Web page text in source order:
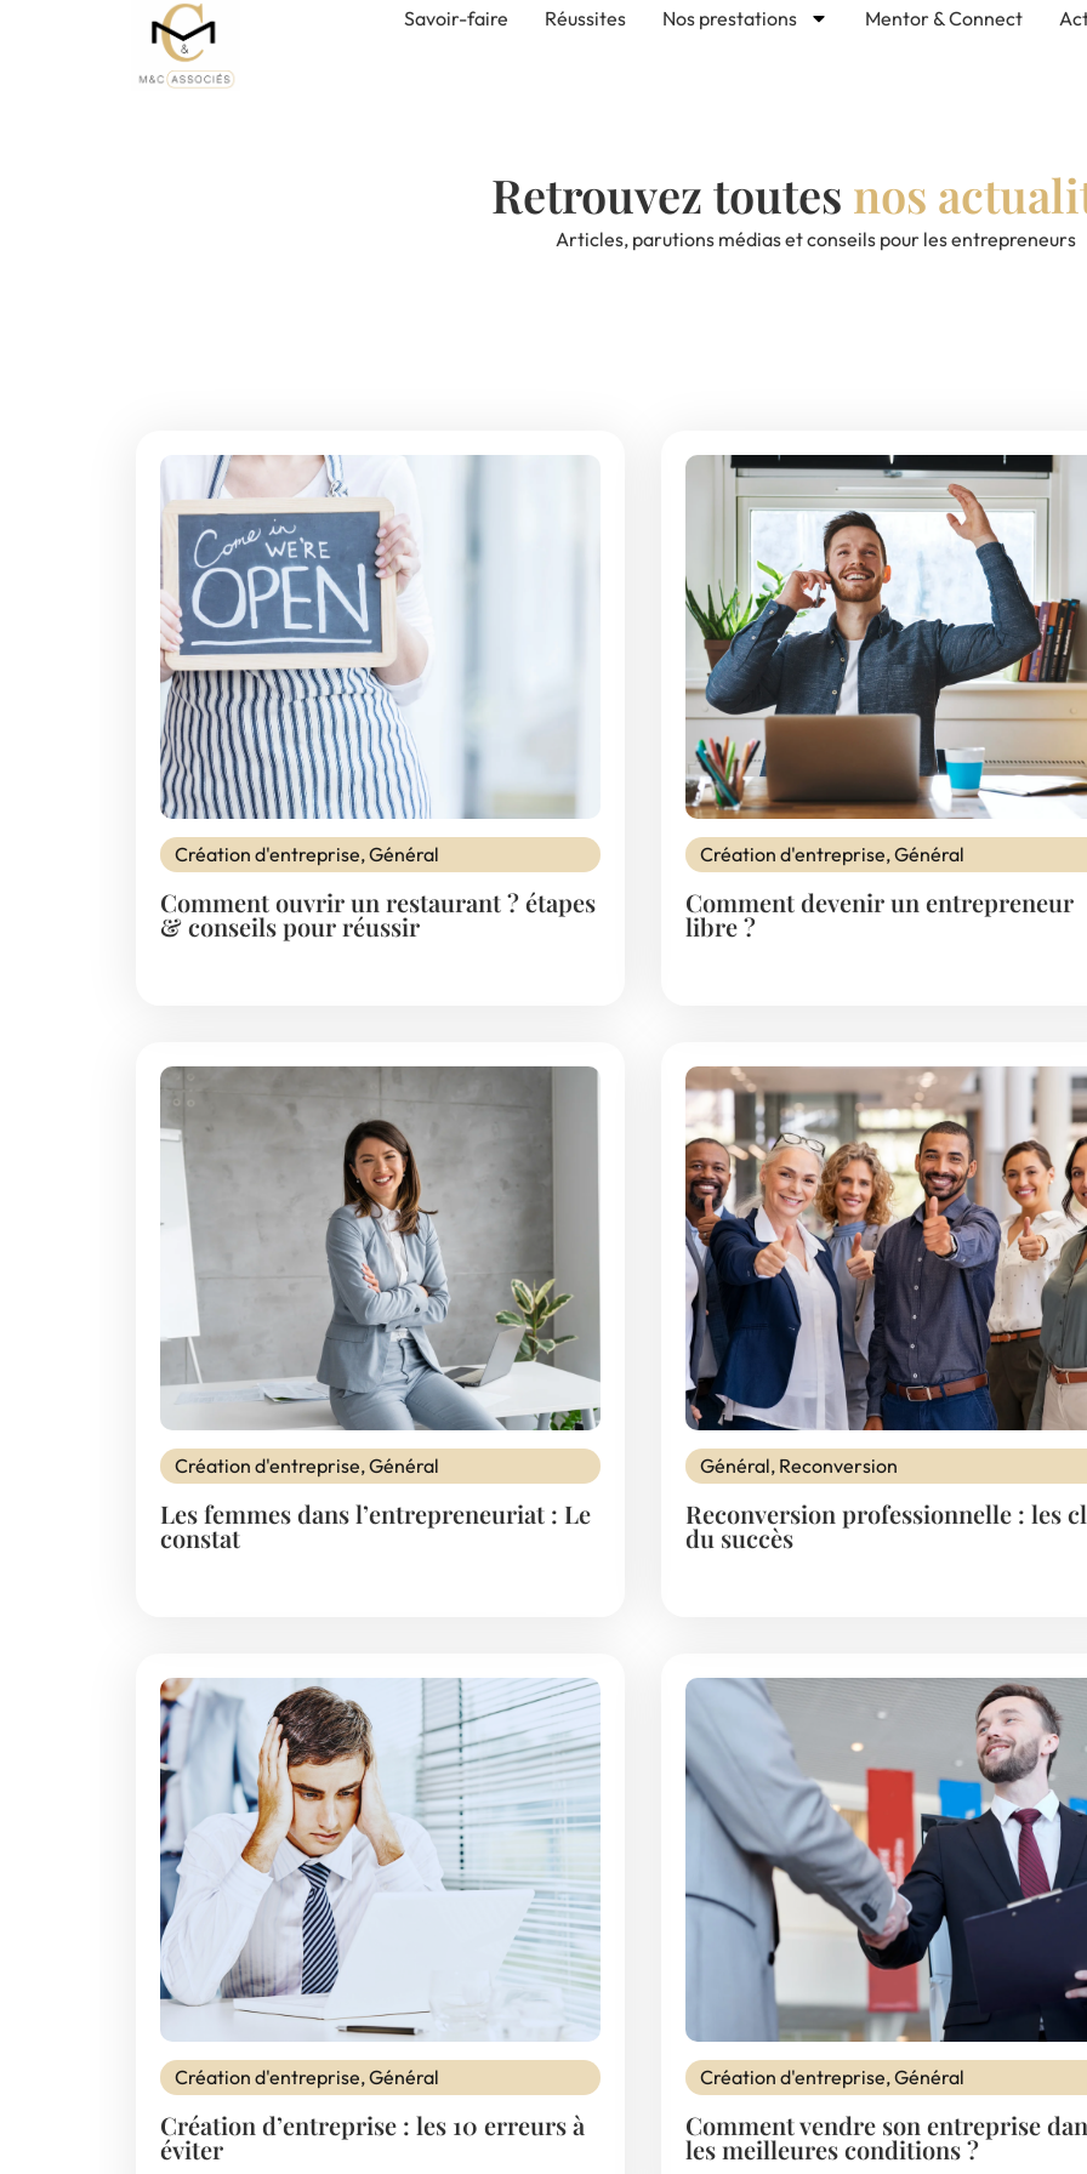
Savoir-faire Réussites Nos prestations Mentor & Connect
Retrouvez toutes nos
Articles, parutions médias et conseils pour les entrepreneurs
Création d'entreprise,Général
Comment ouvrir un restaurant ? étapes
& conseils pour réussir
Création d'entreprise,Général
Comment devenir un entrepreneur
libre ?
Création d'entreprise,Général
Les femmes dans l’entrepreneuriat : Le
constat
Général, Reconversion
Reconversion professionnelle : les
du succès
Création d'entreprise,Général
Création d’entreprise : les 10 erreurs à
éviter
Création d'entreprise,Général
Comment vendre son entreprise
les meilleures conditions ?